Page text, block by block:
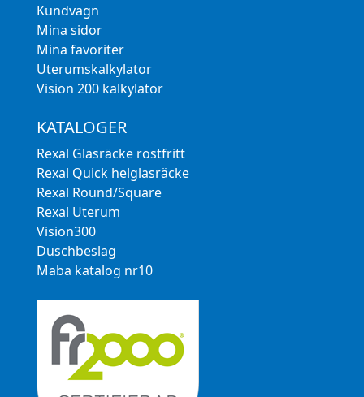
Kundvagn
Mina sidor
Mina favoriter
Uterumskalkylator
Vision 200 kalkylator
KATALOGER
Rexal Glasräcke rostfritt
Rexal Quick helglasräcke
Rexal Round/Square
Rexal Uterum
Vision300
Duschbeslag
Maba katalog nr10